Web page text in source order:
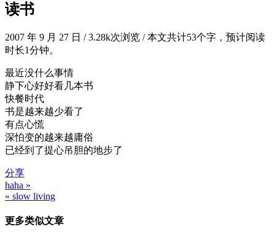
读书
2007 年 9 月 27 日 /3.28k次浏览 /本文共计53个字，预计阅读
时长1分钟。
最近没什么事情
静下心好好看几本书
快餐时代
书是越来越少看了
有点心慌
深怕变的越来越庸俗
已经到了提心吊胆的地步了
分享
文
导
haha »
« slow living
更多类似文章